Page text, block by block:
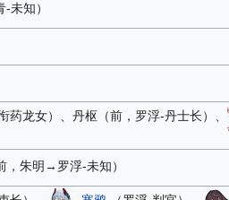
未知）
药龙女）、丹枢（前，罗浮-丹士长）、
，朱明→罗浮-未知）